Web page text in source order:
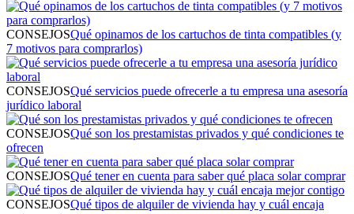
CONSEJOSQué opinamos de los cartuchos de tinta compatibles (y
7 motivos para comprarlos)
CONSEJOSQué servicios puede ofrecerle a tu empresa una asesoría
jurídico laboral
CONSEJOSQué son los prestamistas privados y qué condiciones te
ofrecen
CONSEJOSQué tener en cuenta para saber qué placa solar comprar
CONSEJOSQué tipos de alquiler de vivienda hay y cuál encaja